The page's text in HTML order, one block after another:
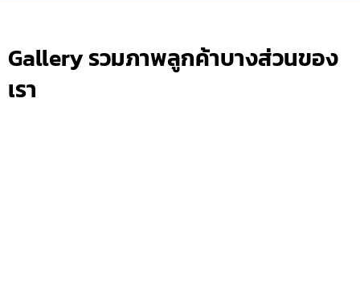
Gallery รวมภาพลูกค้าบางส่วนของ
เรา